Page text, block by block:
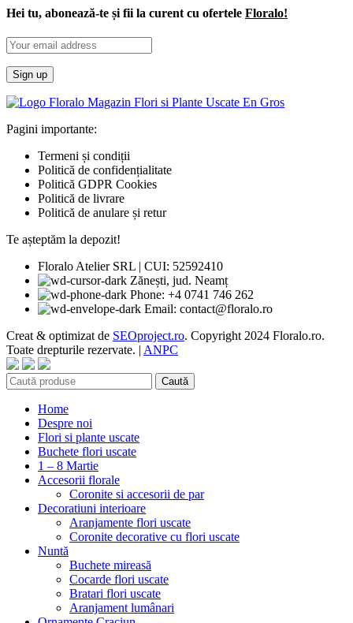
Hei tu, abonează-te și fii la curent cu ofertele Floralo!
Pagini importante:
Termeni și condiții
Politică de confidențialitate
Politică GDPR Cookies
Politică de livrare
Politică de anulare și retur
Te așteptăm la depozit!
Floralo Atelier SRL | CUI: 52592410
Zănești, jud. Neamț
Phone: +4 0741 746 262
Email: contact@floralo.ro
Creat & optimizat de SEOproject.ro. Copyright2024 Floralo.ro.
Toate drepturile rezervate. | ANPC
Caută
Home
Despre noi
Flori si plante uscate
Buchete flori uscate
1 – 8 Martie
Accesorii florale
Coronite si accesorii de par
Decoratiuni interioare
Aranjamente flori uscate
Coronite decorative cu flori uscate
Nuntă
Buchete mireasă
Cocarde flori uscate
Bratari flori uscate
Aranjament lumânari